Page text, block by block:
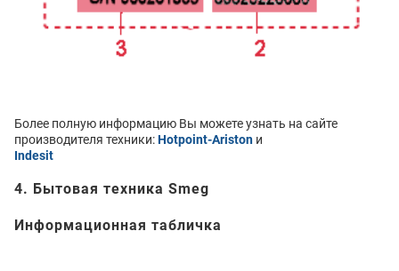
Более полную информацию Вы можете узнать на сайте
производителя техники:Hotpoint-Ariston и
Indesit
4. Бытовая техника Smeg
Информационная табличка